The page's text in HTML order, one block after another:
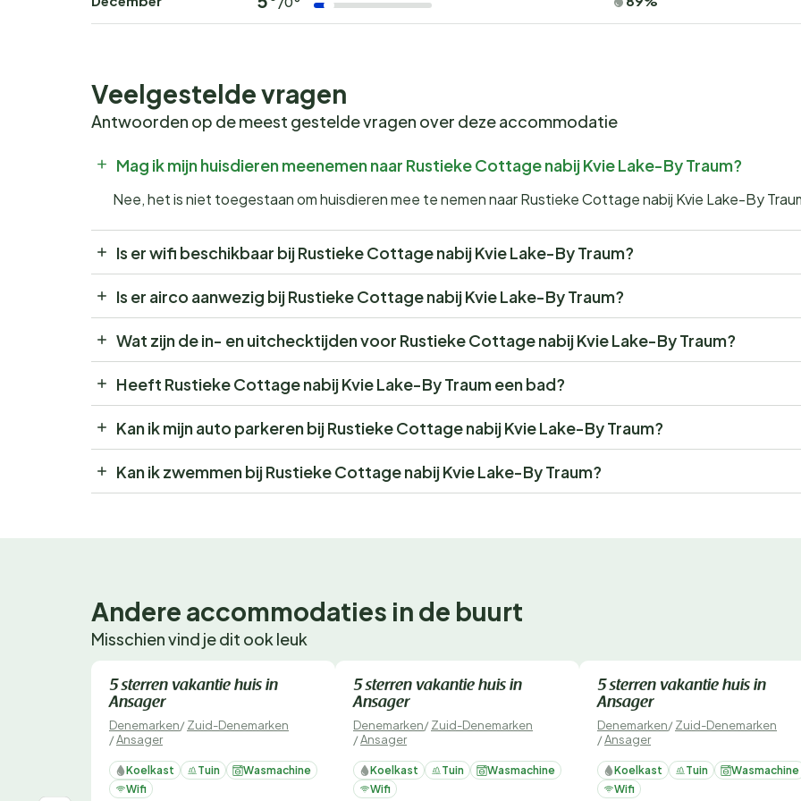
Veelgestelde vragen
Antwoorden op de meest gestelde vragen over deze accommodatie
Mag ik mijn huisdieren meenemen naar Rustieke Cottage nabij Kvie Lake-By Traum?
Nee, het is niet toegestaan om huisdieren mee te nemen naar Rustieke Cottage nabij Kvie Lake-By
Is er wifi beschikbaar bij Rustieke Cottage nabij Kvie Lake-By Traum?
Is er airco aanwezig bij Rustieke Cottage nabij Kvie Lake-By Traum?
Wat zijn de in- en uitchecktijden voor Rustieke Cottage nabij Kvie Lake-By Traum?
Heeft Rustieke Cottage nabij Kvie Lake-By Traum een bad?
Kan ik mijn auto parkeren bij Rustieke Cottage nabij Kvie Lake-By Traum?
Kan ik zwemmen bij Rustieke Cottage nabij Kvie Lake-By Traum?
Andere accommodaties in de buurt
Misschien vind je dit ook leuk
Direct te boeken
5 sterren vakantie huis in
Ansager
Denemarken/Zuid-Denemarken
/Ansager
Koelkast Tuin
Wasmachine
Wifi
Direct te boeken
5 sterren vakantie huis in
Ansager
Denemarken/Zuid-Denemarken
/Ansager
Koelkast Tuin
Wasmachine
Wifi
Direct te boeken
5 sterren vakantie huis in
Ansager
Denemarken/Zuid-Denemarken
/Ansager
Koelkast Tuin
Wasmachine
Wifi